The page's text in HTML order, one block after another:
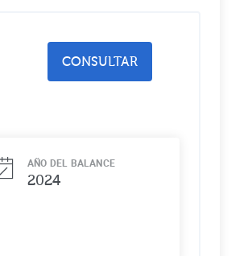
CONSULTAR
AÑO DEL BALANCE
2024